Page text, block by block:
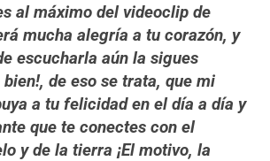
al máximo del videoclip de
mucha alegría a tu corazón, y
escucharla aún la sigues
bien!, de eso se trata, que mi
a tu felicidad en el día a día y
que te conectes con el
y de la tierra ¡El motivo, la